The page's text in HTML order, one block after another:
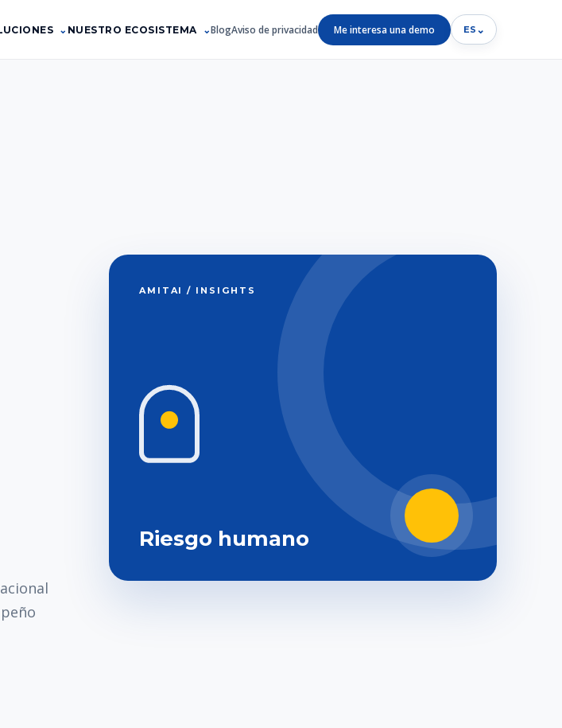
NUESTRO ECOSISTEMA BlogAviso de privacidad Me interesa una demo ES ⌄
AMITAI / INSIGHTS
Riesgo humano